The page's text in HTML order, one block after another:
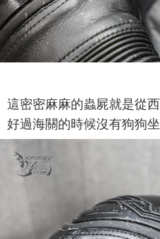
這密密麻麻的蟲屍就是從
好過海關的時候沒有狗狗